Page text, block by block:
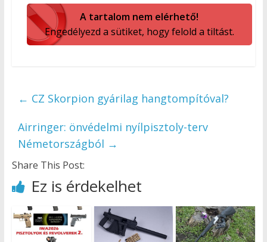
A tartalom nem elérhető!
Engedélyezd a sütiket, hogy felold a tiltást.
← CZ Skorpion gyárilag hangtompítóval?
Airringer: önvédelmi nyílpisztoly-terv
Németországból →
Share This Post:
Ez is érdekelhet